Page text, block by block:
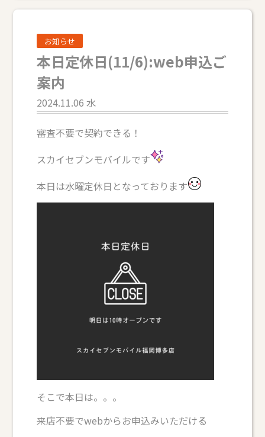
お知らせ
本日定休日(11/6):web申込ご
案内
2024.11.06 水
審査不要で契約できる！
スカイセブンモバイルです
本日は水曜定休日となっております
そこで本日は。。。
来店不要でwebからお申込みいただける